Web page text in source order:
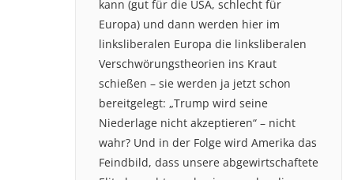
kann (gut für die USA, schlecht für
Europa) und dann werden hier im
linksliberalen Europa die linksliberalen
Verschwörungstheorien ins Kraut
schießen – sie werden ja jetzt schon
bereitgelegt: „Trump wird seine
Niederlage nicht akzeptieren“ – nicht
wahr? Und in der Folge wird Amerika das
Feindbild, dass unsere abgewirtschaftete